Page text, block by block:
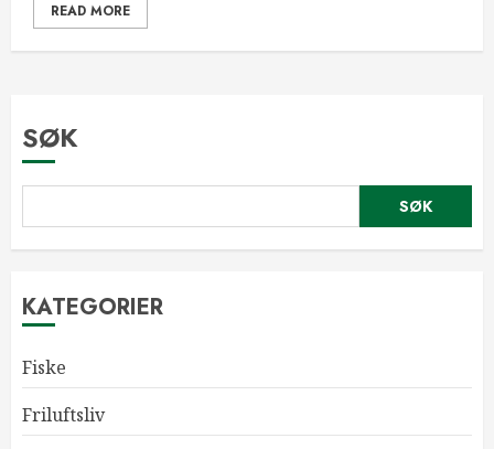
READ MORE
SØK
SØK
KATEGORIER
Fiske
Friluftsliv